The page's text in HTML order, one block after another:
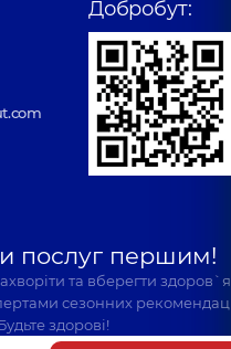
Добробут:
послуг першим!
та вберегти
сезонних
здорові!